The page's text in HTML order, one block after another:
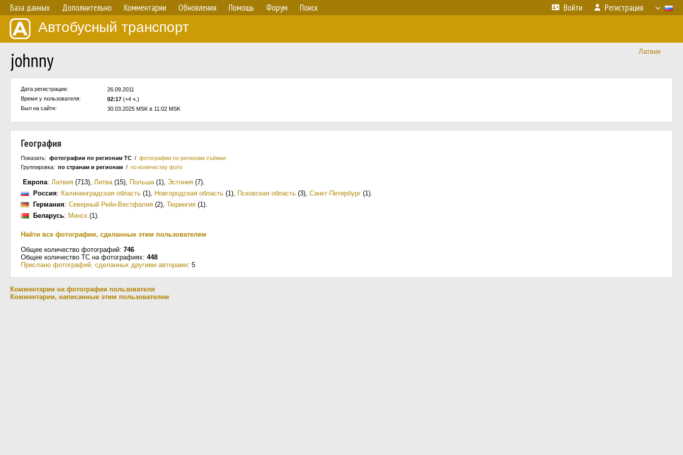
База данных Дополнительно Комментарии Обновления Помощь Форум Поиск Войти Регистрация
Автобусный транспорт
Латвия
johnny
Дата регистрации:
26.09.2011
Время у пользователя:
02:17 (+4 ч.)
Был на сайте:
30.03.2025 MSK в 11:02 MSK
География
Показать: фотографии по регионам ТС / фотографии по регионам съёмки
Группировка: по странам и регионам / по количеству фото
Европа: Латвия (713), Литва(15), Польша(1), Эстония (7).
Россия: Калининградская область (1), Новгородская область (1), Псковская область (3), Санкт-Петербург (1).
Германия: Северный Рейн-Вестфалия (2), Тюрингия (1).
Беларусь: Минск (1).
Найти все фотографии, сделанные этим пользователем
Общее количество фотографий: 746
Общее количество ТС на фотографиях: 448
Прислано фотографий, сделанных другими авторами: 5
Комментарии на фотографии пользователя
Комментарии, написанные этим пользователем